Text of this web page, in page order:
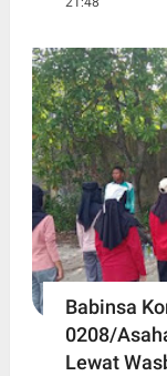
Babinsa
0208/
Lewat